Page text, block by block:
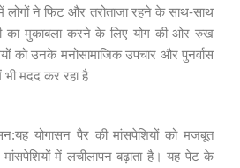
में लोगों ने फिट और तरोताजा रहने के साथ-साथ
का मुकाबला करने के लिए योग की ओर रुख
को उनके मनोसामाजिक उपचार और पुनर्वास
मदद कर रहा है
योगासन पैर की मांसपेशियों को मजबूत
में लचीलापन बढ़ाता है। यह पेट के